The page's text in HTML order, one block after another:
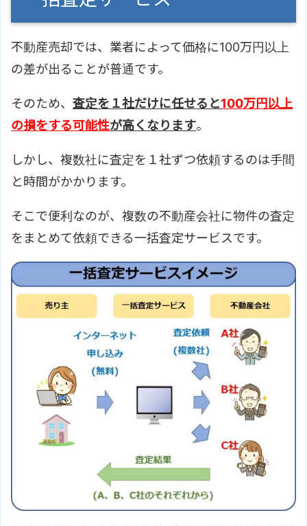
不動産売却では、業者によって価格に100万円以上
の差が出ることが普通です。
そのため、 査定を１社だけに任せると100万円以上
の損をする可能性が高くなります。
しかし、複数社に査定を１社ずつ依頼するのは手間
と時間がかかります。
そこで便利なのが、複数の不動産会社に物件の査定
をまとめて依頼できる一括査定サービスです。